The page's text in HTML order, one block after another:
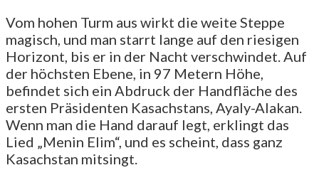
Vom hohen Turm aus wirkt die weite Steppe
magisch, und man starrt lange auf den riesigen
Horizont, bis er in der Nacht verschwindet. Auf
der höchsten Ebene, in 97 Metern Höhe,
befindet sich ein Abdruck der Handfläche des
ersten Präsidenten Kasachstans, Ayaly-Alakan.
Wenn man die Hand darauf legt, erklingt das
Lied „Menin Elim“, und es scheint, dass ganz
Kasachstan mitsingt.